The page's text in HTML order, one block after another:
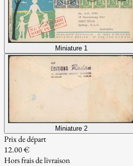
Miniature 1
Miniature 2
Prix de départ
12.00 €
Hors frais de livraison